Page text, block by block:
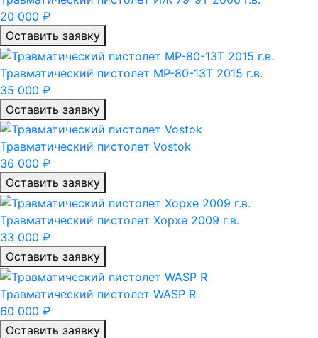
20 000 ₽
Оставить заявку
Травматический пистолет МР-80-13Т 2015 г.в.
35 000 ₽
Оставить заявку
Травматический пистолет Vostok
36 000 ₽
Оставить заявку
Травматический пистолет Хорхе 2009 г.в.
33 000 ₽
Оставить заявку
Травматический пистолет WASP R
60 000 ₽
Оставить заявку